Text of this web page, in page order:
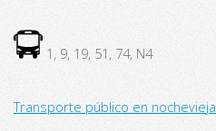
1, 9, 19, 51, 74, N4
Transporte público en nochevieja